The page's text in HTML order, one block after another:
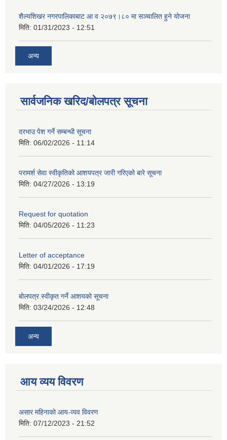
शैल्यशिखर नगरपालिकाबाट आ व २०७९।८० मा सञ्चालित हुने योजना
मिति: 01/31/2023 - 12:51
अन्य
सार्वजनिक खरिद/बोलपत्र सूचना
दरभाउ पेश गर्ने सम्बन्धी सूचना
मिति: 06/02/2026 - 11:14
परामर्श सेवा स्वीकृतिको आशयपत्र जारी गरिएको बारे सूचना
मिति: 04/27/2026 - 13:19
Request for quotation
मिति: 04/05/2026 - 11:23
Letter of acceptance
मिति: 04/01/2026 - 17:19
बोलपत्र स्वीकृत गर्ने आशयको सूचना
मिति: 03/24/2026 - 12:48
अन्य
आय व्यय विवरण
असार महिनाको आय-व्यव विवरण
मिति: 07/12/2023 - 21:52